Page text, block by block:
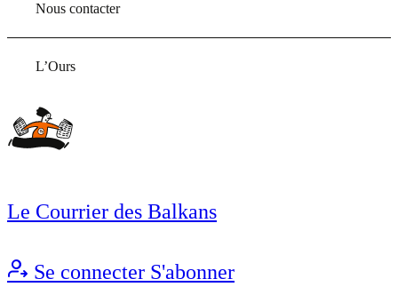
Nous contacter
L’Ours
Le Courrier des Balkans
Se connecter S'abonner